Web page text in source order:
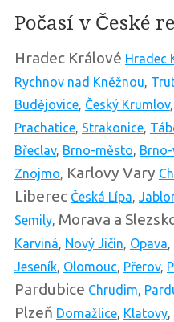
Počasí v České
Hradec Králové Hradec
Rychnov nad Kněžnou,
Budějovice, Český Krumlov,
Prachatice, Strakonice,
Břeclav, Brno-město,
Znojmo, Karlovy Vary
Liberec Česká Lípa,
Semily, Morava a
Karviná, Nový Jičín, Opava,
Jeseník, Olomouc, Přerov,
Pardubice Chrudim,
Plzeň Domažlice, Klatovy,